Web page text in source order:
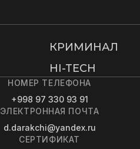
КРИМИНАЛ
HI-TECH
НОМЕР ТЕЛЕФОНА
+998 97 330 93 91
ЭЛЕКТРОННАЯ ПОЧТА
d.darakchi@yandex.ru
СЕРТИФИКАТ